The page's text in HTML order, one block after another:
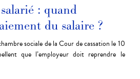
: quand
du salaire ?
sociale de la Cour de cassation le 10
que l’employeur doit reprendre le